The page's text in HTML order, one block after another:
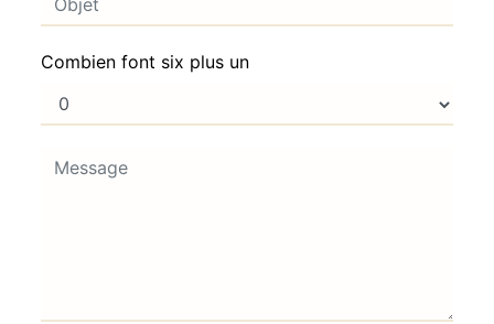
Combien font six plus un